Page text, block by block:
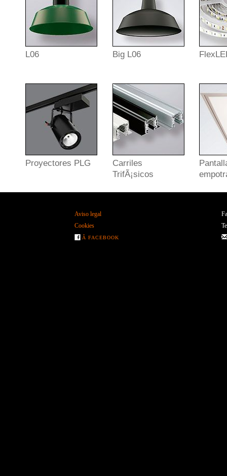
L06 Big L06
Proyectores PLG
Carriles
TrifÃ¡sicos
Aviso legal
Cookies
Â FACEBOOK